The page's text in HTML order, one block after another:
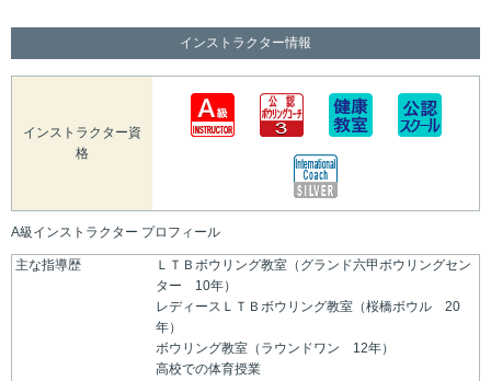
インストラクター情報
インストラクター資
格
A級インストラクター プロフィール
主な指導歴
ＬＴＢボウリング教室（グランド六甲ボウリングセン
ター 10年）
レディースＬＴＢボウリング教室（桜橋ボウル 20
年）
ボウリング教室（ラウンドワン 12年）
高校での体育授業